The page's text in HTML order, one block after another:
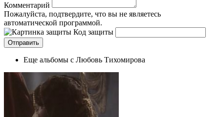
Комментарий
Пожалуйста, подтвердите, что вы не являетесь
автоматической программой.
Код защиты
Еще альбомы с Любовь Тихомирова